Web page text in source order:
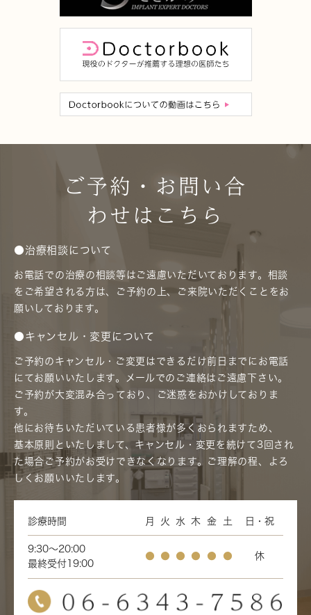
ご予約・お問い合
わせはこちら
●治療相談について
お電話での治療の相談等はご遠慮いただいております。相談
をご希望される方は、ご予約の上、ご来院いただくことをお
願いしております。
●キャンセル・変更について
ご予約のキャンセル・ご変更はできるだけ前日までにお電話
にてお願いいたします。メールでのご連絡はご遠慮下さい。
ご予約が大変混み合っており、ご迷惑をおかけしておりま
す。
他にお待ちいただいている患者様が多くおられますため、
基本原則といたしまして、キャンセル・変更を続けて3回され
た場合ご予約がお受けできなくなります。ご理解の程、よろ
しくお願いいたします。
診療時間 月 火 水 木 金 土 日・祝
9:30～20:00
最終受付19:00
● ● ● ● ● ● 休